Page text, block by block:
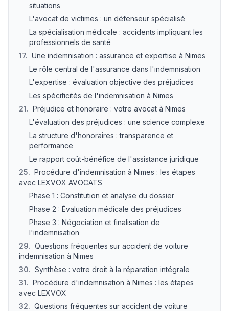
situations
L'avocat de victimes : un défenseur spécialisé
La spécialisation médicale : accidents impliquant les
professionnels de santé
17. Une indemnisation : assurance et expertise à Nimes
Le rôle central de l'assurance dans l'indemnisation
L'expertise : évaluation objective des préjudices
Les spécificités de l'indemnisation à Nimes
21. Préjudice et honoraire : votre avocat à Nimes
L'évaluation des préjudices : une science complexe
La structure d'honoraires : transparence et
performance
Le rapport coût-bénéfice de l'assistance juridique
25. Procédure d'indemnisation à Nimes : les étapes
avec LEXVOX AVOCATS
Phase 1 : Constitution et analyse du dossier
Phase 2 : Évaluation médicale des préjudices
Phase 3 : Négociation et finalisation de
l'indemnisation
29. Questions fréquentes sur accident de voiture
indemnisation à Nimes
30. Synthèse : votre droit à la réparation intégrale
31. Procédure d'indemnisation à Nimes : les étapes
avec LEXVOX
32. Questions fréquentes sur accident de voiture